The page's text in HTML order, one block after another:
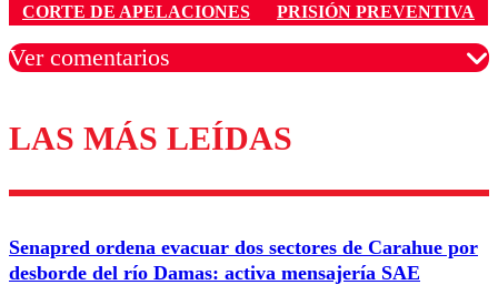
CORTE DE APELACIONES
PRISIÓN PREVENTIVA
Ver comentarios
Los comentarios son moderados para garantizar un
diálogo respetuoso.
Correo
LAS MÁS LEÍDAS
Senapred ordena evacuar dos sectores de Carahue por
desborde del río Damas: activa mensajería SAE